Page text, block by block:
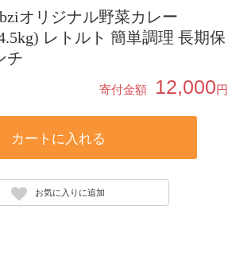
オリジナル野菜カレー
レトルト 簡単調理 長期保
チ
寄付金額 12,000円
カートに入れる
お気に入りに追加